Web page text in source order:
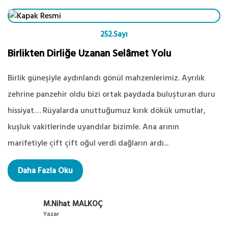
252.Sayı
Birlikten Dirliğe Uzanan Selâmet Yolu
Birlik güneşiyle aydınlandı gönül mahzenlerimiz. Ayrılık
zehrine panzehir oldu bizi ortak paydada buluşturan duru
hissiyat… Rüyalarda unuttuğumuz kırık dökük umutlar,
kuşluk vakitlerinde uyandılar bizimle. Ana arının
marifetiyle çift çift oğul verdi dağların ardı...
Daha Fazla Oku
M.Nihat MALKOÇ
Yazar